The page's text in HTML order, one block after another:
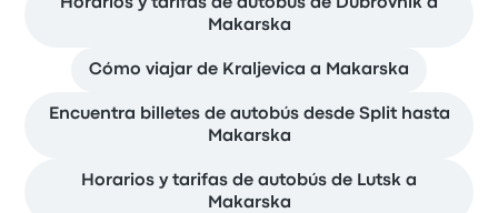
Horarios y tarifas de autobús de Dubrovnik a
Makarska
Cómo viajar de Kraljevica a Makarska
Encuentra billetes de autobús desde Split hasta
Makarska
Horarios y tarifas de autobús de Lutsk a
Makarska